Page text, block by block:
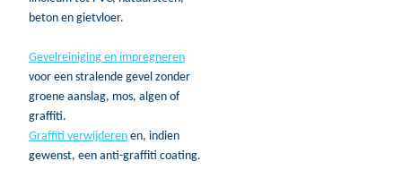
beton en gietvloer.
Gevelreiniging en impregneren
voor een stralende gevel zonder
groene aanslag, mos, algen of
graffiti.
Graffiti verwijderen en, indien
gewenst, een anti-graffiti coating.